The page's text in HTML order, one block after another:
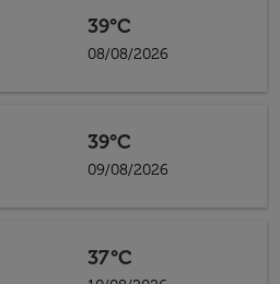
39°C
08/08/2026
39°C
09/08/2026
37°C